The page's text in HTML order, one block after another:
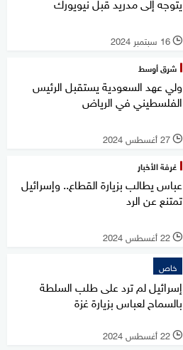
l 16 سبتمبر 2024
شرق أوسط
ولي عهد السعودية يستقبل الرئيس
الفلسطيني في الرياض
l 27 أغسطس 2024
غرفة الأخبار
عباس يطالب بزيارة القطاع.. وإسرائيل
تمتنع عن الرد
l 22 أغسطس 2024
خاص
إسرائيل لم ترد على طلب السلطة
بالسماح لعباس بزيارة غزة
l 22 أغسطس 2024